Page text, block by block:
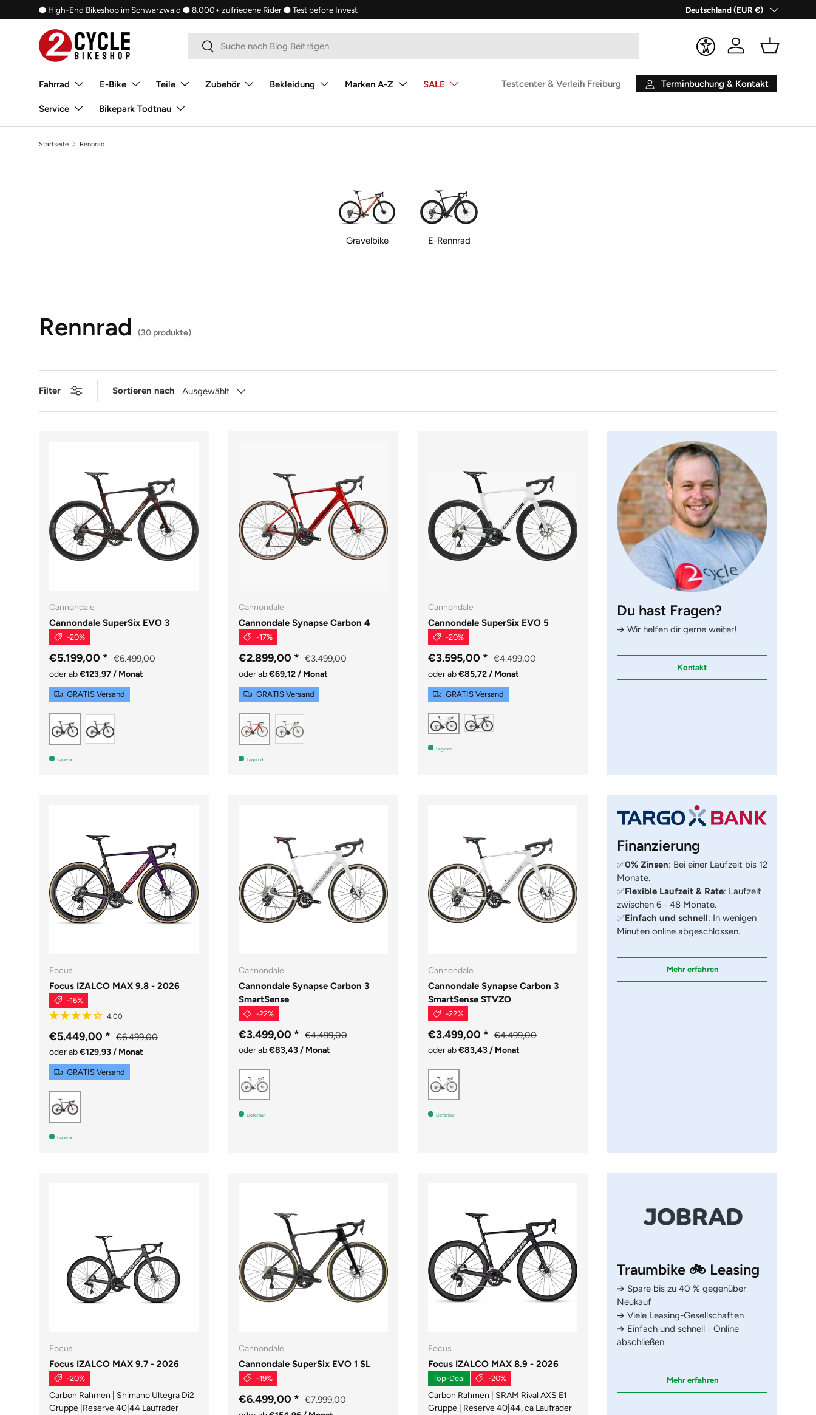
Direkt zum Inhalt
⬢ High-End Bikeshop im Schwarzwald ⬢ 8.000+ zufriedene Rider ⬢ Test before Invest Land/Region
Deutschland (EUR €)
Suchen
Suchen
Einloggen
Fahrrad E-Bike Teile Zubehör Bekleidung Marken A-Z SALE
Service Bikepark Todtnau
Testcenter & Verleih Freiburg Terminbuchung & Kontakt
Startseite Rennrad
Gravelbike E-Rennrad
Rennrad (30 produkte)
Filter Sortieren nach Ausgewählt
Cannondale
Cannondale SuperSix EVO 3
-20%
€5.199,00 * €6.499,00
oder ab€123,97 / Monat
GRATIS Versand
Cherry Lacquer
Lagernd
Cannondale
Cannondale Synapse Carbon 4
-17%
€2.899,00 * €3.499,00
oder ab€69,12 / Monat
GRATIS Versand
Metallic Red
Lagernd
Cannondale
Cannondale SuperSix EVO 5
-20%
€3.595,00 * €4.499,00
oder ab€85,72 / Monat
GRATIS Versand
Cashmere
Lagernd
Du hast Fragen?
➔ Wir helfen dir gerne weiter!
Kontakt
Focus
Focus IZALCO MAX 9.8 - 2026
-16%
€5.449,00 * €6.499,00
oder ab€129,93 / Monat
GRATIS Versand
Lagernd
Cannondale
Cannondale Synapse Carbon 3
SmartSense
-22%
€3.499,00 * €4.499,00
oder ab€83,43 / Monat
Lieferbar
Cannondale
Cannondale Synapse Carbon 3
SmartSense STVZO
-22%
€3.499,00 * €4.499,00
oder ab€83,43 / Monat
Lieferbar
Finanzierung
✅0% Zinsen: Bei einer Laufzeit bis 12
Monate.
✅Flexible Laufzeit & Rate: Laufzeit
zwischen 6 - 48 Monate.
✅Einfach und schnell: In wenigen
Minuten online abgeschlossen.
Mehr erfahren
Focus
Focus IZALCO MAX 9.7 - 2026
-20%
Carbon Rahmen | Shimano Ultegra Di2
Gruppe |Reserve 40|44 Laufräder
Cannondale
Cannondale SuperSix EVO 1 SL
-19%
€6.499,00 * €7.999,00
Focus
Focus IZALCO MAX 8.9 - 2026
Top-Deal -20%
Carbon Rahmen | SRAM Rival AXS E1
Gruppe | Reserve 40|44, ca Laufräder
Traumbike 🚲 Leasing
➔ Spare bis zu 40 % gegenüber
Neukauf
➔ Viele Leasing-Gesellschaften
➔ Einfach und schnell - Online
abschließen
Mehr erfahren